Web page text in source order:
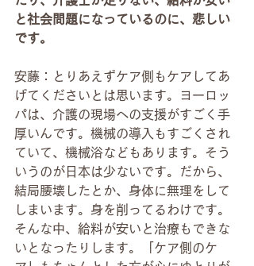
と社会問題になっているのに、悲しい
です。
安藤：とりあえずケア側もケアしてあ
げてくださいとは思います。ヨーロッ
パは、介護の現場への支援がすごく手
厚いんです。機械の導入もすごくされ
ていて、機械浴などもあります。そう
いうのが日本は少ないです。だから、
結局腰壊したとか、身体に無理をして
しまいます。身を削ってるわけです。
そんな中、給料が安いと治療もできな
いとなったりします。「ケア側のケ